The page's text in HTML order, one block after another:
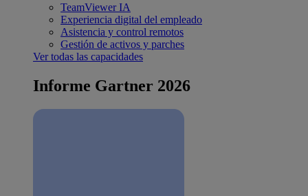
TeamViewer IA
Experiencia digital del empleado
Asistencia y control remotos
Gestión de activos y parches
Ver todas las capacidades
Informe Gartner 2026